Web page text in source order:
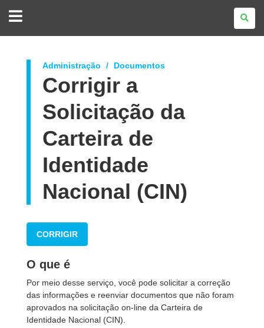
DO
Administração Documentos
Corrigir a
Solicitação da
Carteira de
Identidade
Nacional (CIN)
CORRIGIR
O que é
Por meio desse serviço, você pode solicitar a correção
das informações e reenviar documentos que não foram
aprovados na solicitação on-line da Carteira de
Identidade Nacional (CIN).